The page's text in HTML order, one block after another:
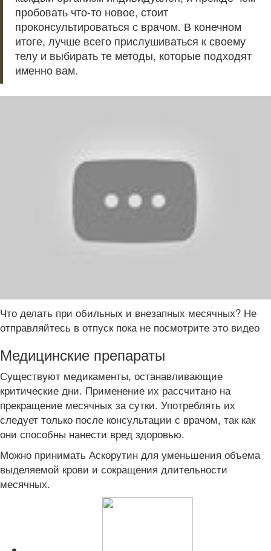
пробовать что-то новое, стоит
проконсультироваться с врачом. В конечном
итоге, лучше всего прислушиваться к своему
телу и выбирать те методы, которые подходят
именно вам.
Что делать при обильных и внезапных месячных? Не
отправляйтесь в отпуск пока не посмотрите это видео
Медицинские препараты
Существуют медикаменты, останавливающие
критические дни. Применение их рассчитано на
прекращение месячных за сутки. Употреблять их
следует только после консультации с врачом, так как
они способны нанести вред здоровью.
Можно принимать Аскорутин для уменьшения объема
выделяемой крови и сокращения длительности
месячных.